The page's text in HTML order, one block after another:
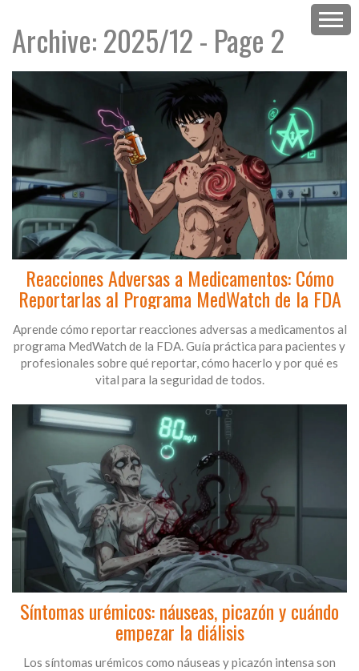
Archive: 2025/12 - Page 2
Reacciones Adversas a Medicamentos: Cómo
Reportarlas al Programa MedWatch de la FDA
Aprende cómo reportar reacciones adversas a medicamentos al
programa MedWatch de la FDA. Guía práctica para pacientes y
profesionales sobre qué reportar, cómo hacerlo y por qué es
vital para la seguridad de todos.
Síntomas urémicos: náuseas, picazón y cuándo
empezar la diálisis
Los síntomas urémicos como náuseas y picazón intensa son